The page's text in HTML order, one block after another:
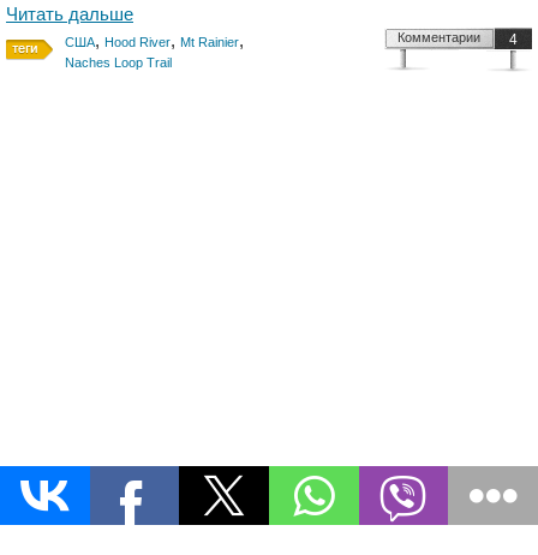
Читать дальше
США, Hood River, Mt Rainier,
Naches Loop Trail
4
Комментарии